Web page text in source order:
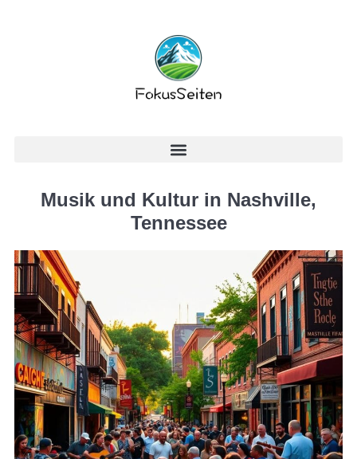
Musik und Kultur in Nashville,
Tennessee